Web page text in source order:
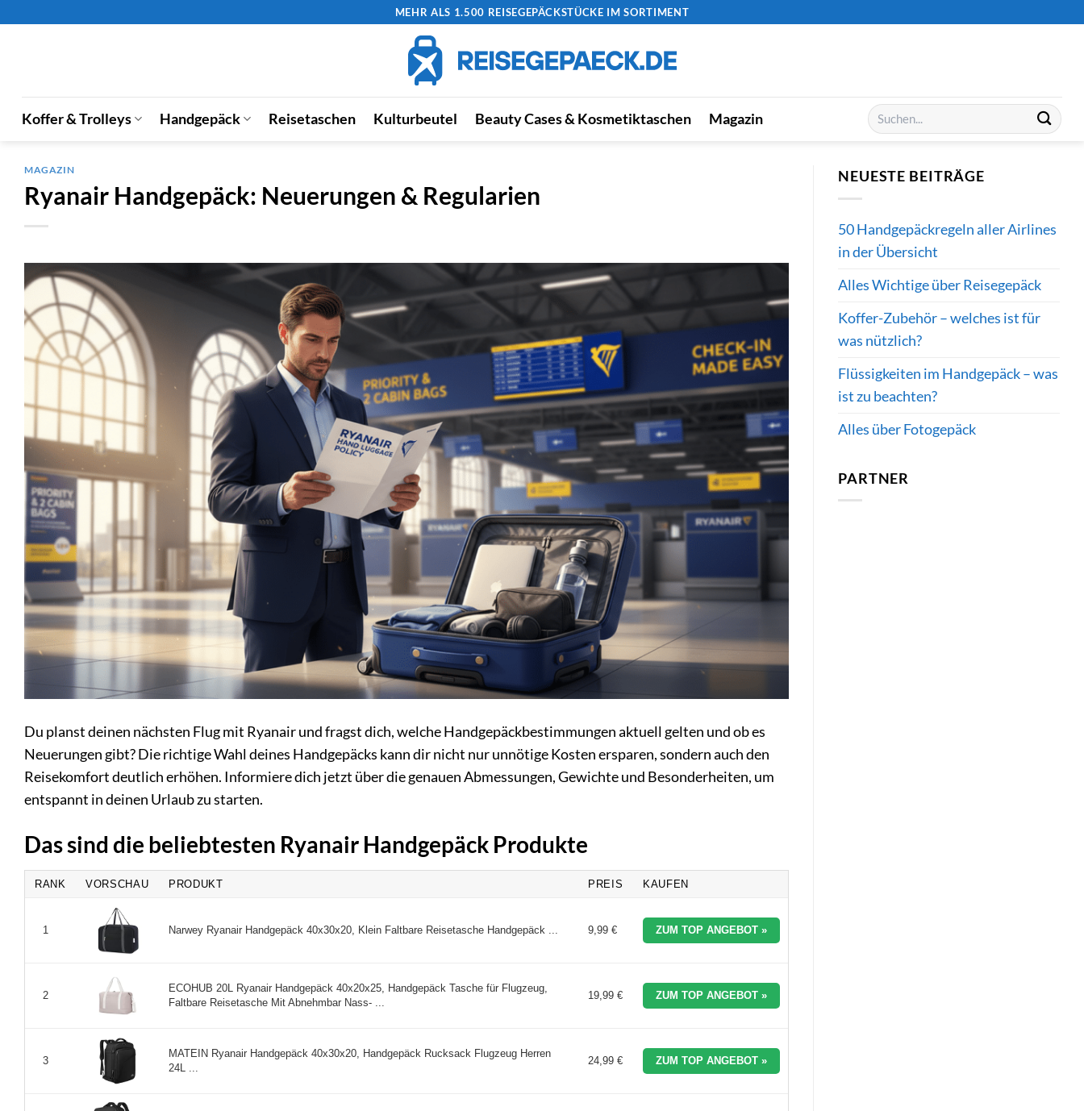
MEHR ALS 1.500 REISEGEPÄCKSTÜCKE IM SORTIMENT
Koffer & Trolleys Handgepäck Reisetaschen Kulturbeutel Beauty Cases & Kosmetiktaschen Magazin
Suchen
nach:
MAGAZIN
Ryanair Handgepäck: Neuerungen & Regularien
Du planst deinen nächsten Flug mit Ryanair und fragst dich, welche Handgepäckbestimmungen aktuell gelten und ob es
Neuerungen gibt? Die richtige Wahl deines Handgepäcks kann dir nicht nur unnötige Kosten ersparen, sondern auch den
Reisekomfort deutlich erhöhen. Informiere dich jetzt über die genauen Abmessungen, Gewichte und Besonderheiten, um
entspannt in deinen Urlaub zu starten.
Das sind die beliebtesten Ryanair Handgepäck Produkte
RANK VORSCHAU PRODUKT PREIS KAUFEN
1 Narwey Ryanair Handgepäck 40x30x20, Klein Faltbare Reisetasche Handgepäck ... 9,99 € ZUM TOP ANGEBOT »
2
ECOHUB 20L Ryanair Handgepäck 40x20x25, Handgepäck Tasche für Flugzeug,
Faltbare Reisetasche Mit Abnehmbar Nass- ...
19,99 € ZUM TOP ANGEBOT »
3
MATEIN Ryanair Handgepäck 40x30x20, Handgepäck Rucksack Flugzeug Herren
24L ...
24,99 € ZUM TOP ANGEBOT »
NEUESTE BEITRÄGE
50 Handgepäckregeln aller Airlines
in der Übersicht
Alles Wichtige über Reisegepäck
Koffer-Zubehör – welches ist für
was nützlich?
Flüssigkeiten im Handgepäck – was
ist zu beachten?
Alles über Fotogepäck
PARTNER